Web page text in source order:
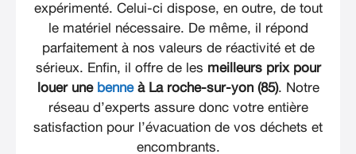
expérimenté. Celui-ci dispose, en outre, de tout
le matériel nécessaire. De même, il répond
parfaitement à nos valeurs de réactivité et de
sérieux. Enfin, il offre de les meilleurs prix pour
louer une benneà La roche-sur-yon (85). Notre
réseau d’experts assure donc votre entière
satisfaction pour l’évacuation de vos déchets et
encombrants.